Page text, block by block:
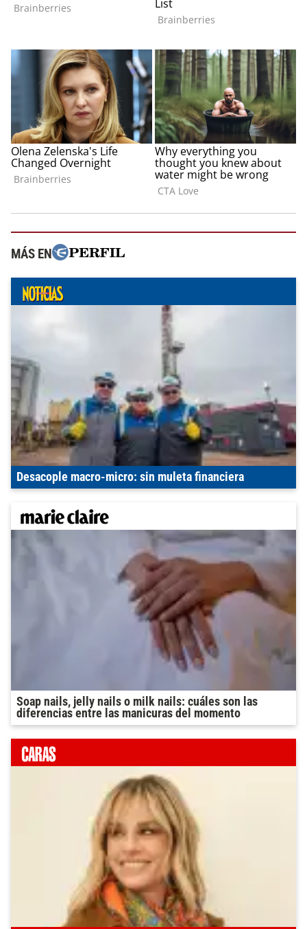
MÁS EN
Desacople macro-micro: sin muleta financiera
Soap nails, jelly nails o milk nails: cuáles son las
diferencias entre las manicuras del momento